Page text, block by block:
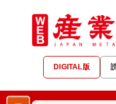
DIGITAL版